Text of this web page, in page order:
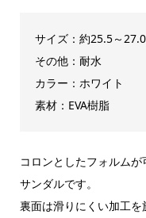
サイズ：約25.5～
その他：耐水
カラー：ホワイト
素材：EVA樹脂
コロンとしたフォルム
サンダルです。
裏面は滑りにくい加工を